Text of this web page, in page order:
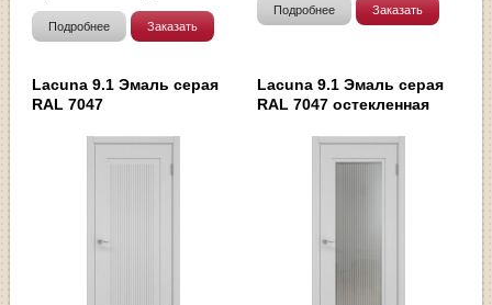
Подробнее Заказать
Подробнее Заказать
Lacuna 9.1 Эмаль серая
RAL 7047
Lacuna 9.1 Эмаль серая
RAL 7047 остекленная